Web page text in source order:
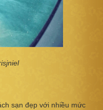
sạn đẹp với nhiều mức